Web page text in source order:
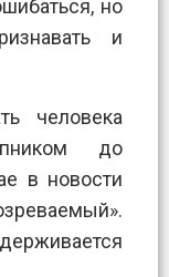
но
и
человека
до
в новости